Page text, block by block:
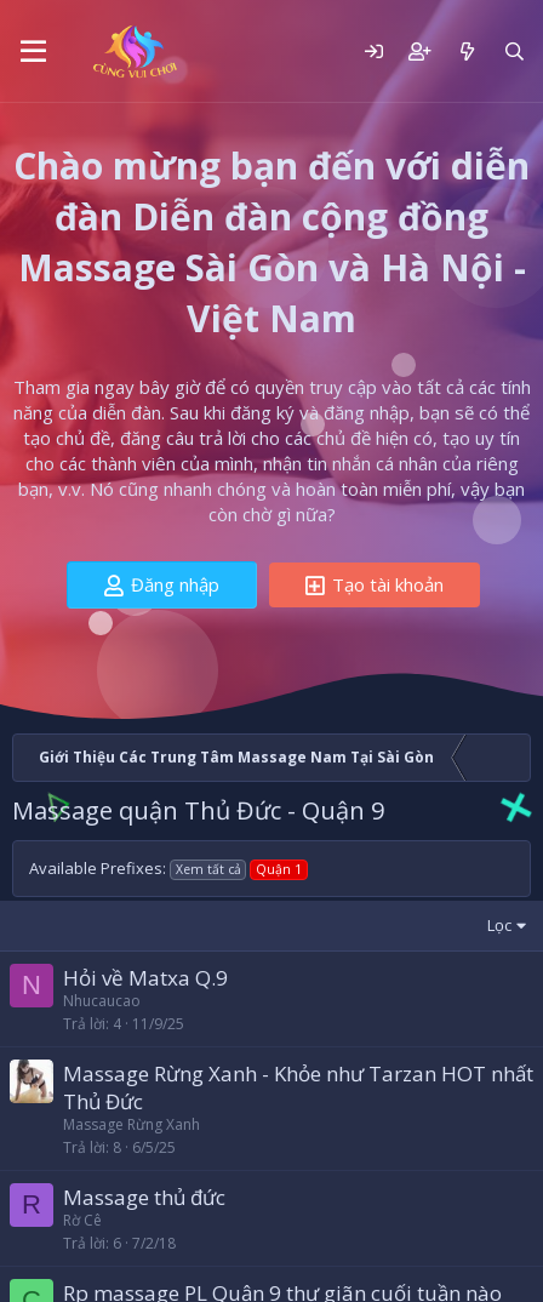
Chào mừng bạn đến với diễn
đàn Diễn đàn cộng đồng
Massage Sài Gòn và Hà Nội -
Việt Nam
Tham gia ngay bây giờ để có quyền truy cập vào tất cả các tính
năng của diễn đàn. Sau khi đăng ký và đăng nhập, bạn sẽ có thể
tạo chủ đề, đăng câu trả lời cho các chủ đề hiện có, tạo uy tín
cho các thành viên của mình, nhận tin nhắn cá nhân của riêng
bạn, v.v. Nó cũng nhanh chóng và hoàn toàn miễn phí, vậy bạn
còn chờ gì nữa?
Đăng nhập Tạo tài khoản
Giới Thiệu Các Trung Tâm Massage Nam Tại Sài Gòn
Massage quận Thủ Đức - Quận 9
Available Prefixes: Xem tất cả Quận 1
Lọc
N Hỏi về Matxa Q.9
Nhucaucao
Trả lời 4 11/9/25
Massage Rừng Xanh - Khỏe như Tarzan HOT nhất
Thủ Đức
Massage Rừng Xanh
Trả lời 8 6/5/25
R Massage thủ đức
Rờ Cê
Trả lời 6 7/2/18
Rp massage PL Quận 9 thư giãn cuối tuần nào